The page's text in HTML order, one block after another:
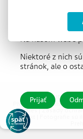
Právní
© 2026 MEDICAL
Pharmaceuticals CR,
cookies|Zásady
Kontakt
Nastavenie
Na našom webe
Niektoré z nich
stránok, ale o
Prijať